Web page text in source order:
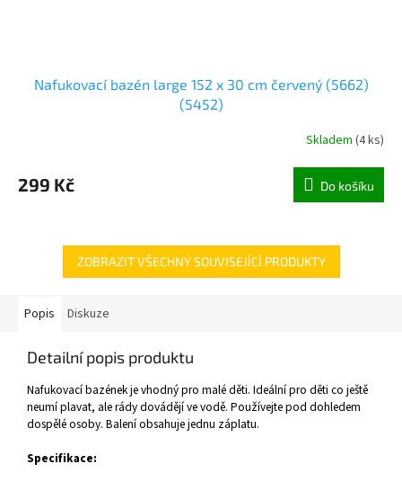
Nafukovací bazén large 152 x 30 cm červený (5662)
(5452)
Skladem (4 ks)
299 Kč Do košíku
ZOBRAZIT VŠECHNY SOUVISEJÍCÍ PRODUKTY
Popis Diskuze
Detailní popis produktu
Nafukovací bazének je vhodný pro malé děti. Ideální pro děti co ještě
neumí plavat, ale rády dovádějí ve vodě. Používejte pod dohledem
dospělé osoby. Balení obsahuje jednu záplatu.
Specifikace: